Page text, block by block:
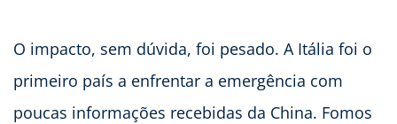
O impacto, sem dúvida, foi pesado. A Itália foi o
primeiro país a enfrentar a emergência com
poucas informações recebidas da China. Fomos